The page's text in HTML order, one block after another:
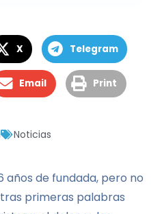
X Telegram
Email Print
Noticias
de fundada, pero no
primeras palabras